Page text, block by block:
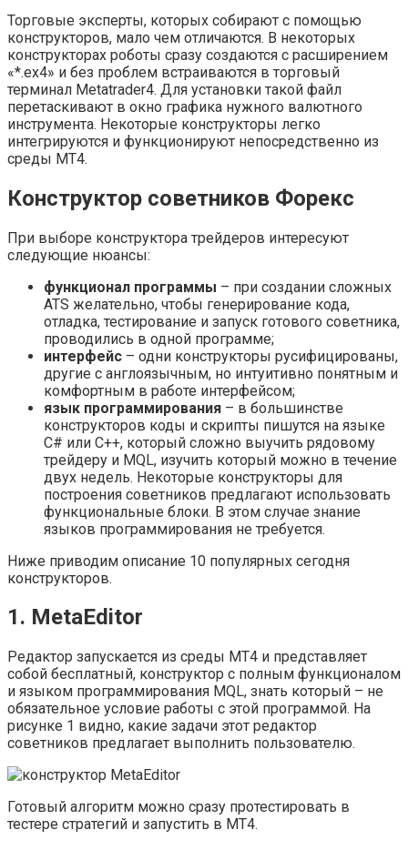
Торговые эксперты, которых собирают с помощью
конструкторов, мало чем отличаются. В некоторых
конструкторах роботы сразу создаются с расширением
«*.ex4» и без проблем встраиваются в торговый
терминал Metatrader4. Для установки такой файл
перетаскивают в окно графика нужного валютного
инструмента. Некоторые конструкторы легко
интегрируются и функционируют непосредственно из
среды МТ4.
Конструктор советников Форекс
При выборе конструктора трейдеров интересуют
следующие нюансы:
функционал программы – при создании сложных
ATS желательно, чтобы генерирование кода,
отладка, тестирование и запуск готового советника,
проводились в одной программе;
интерфейс – одни конструкторы русифицированы,
другие с англоязычным, но интуитивно понятным и
комфортным в работе интерфейсом;
язык программирования – в большинстве
конструкторов коды и скрипты пишутся на языке
С# или C++, который сложно выучить рядовому
трейдеру и MQL, изучить который можно в течение
двух недель. Некоторые конструкторы для
построения советников предлагают использовать
функциональные блоки. В этом случае знание
языков программирования не требуется.
Ниже приводим описание 10 популярных сегодня
конструкторов.
1. MetaEditor
Редактор запускается из среды МТ4 и представляет
собой бесплатный, конструктор с полным функционалом
и языком программирования MQL, знать который – не
обязательное условие работы с этой программой. На
рисунке 1 видно, какие задачи этот редактор
советников предлагает выполнить пользователю.
Готовый алгоритм можно сразу протестировать в
тестере стратегий и запустить в МТ4.